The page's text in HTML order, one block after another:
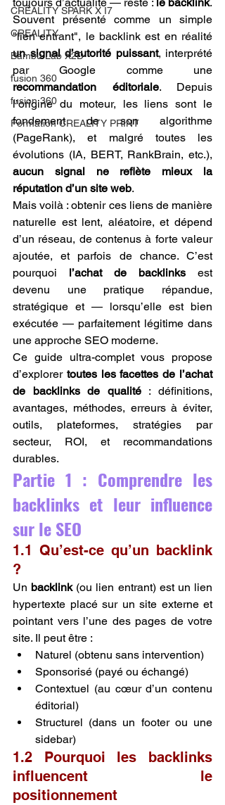
CRÉALITY SPARK X I7
CREALITY
Bambu Lab X2D
fusion 360
fusion 360
Formation CREALITY PRINT
Souvent présenté comme un simple
un signal d’autorité puissant, interprété
recommandation éditoriale. Depuis
l’origine du moteur, les liens sont le
fondement de son algorithme
(PageRank), et malgré toutes les
aucun signal ne reflète mieux la
réputation d’un site web.
Mais voilà : obtenir ces liens de manière
naturelle est lent, aléatoire, et dépend
d’un réseau, de contenus à forte valeur
ajoutée, et parfois de chance. C’est
pourquoi l’achat de backlinks est
devenu une pratique répandue,
stratégique et — lorsqu’elle est bien
exécutée — parfaitement légitime dans
une approche SEO moderne.
Ce guide ultra-complet vous propose
d’explorer toutes les facettes de l’achat
de backlinks de qualité : définitions,
avantages, méthodes, erreurs à éviter,
outils, plateformes, stratégies par
secteur, ROI, et recommandations
durables.
Partie 1 : Comprendre les
backlinks et leur influence
sur le SEO
1.1 Qu’est-ce qu’un backlink
?
Un backlink (ou lien entrant) est un lien
hypertexte placé sur un site externe et
pointant vers l’une des pages de votre
site. Il peut être :
Naturel (obtenu sans intervention)
Sponsorisé (payé ou échangé)
Contextuel (au cœur d’un contenu
éditorial)
Structurel (dans un footer ou une
sidebar)
1.2 Pourquoi les backlinks
influencent le
positionnement